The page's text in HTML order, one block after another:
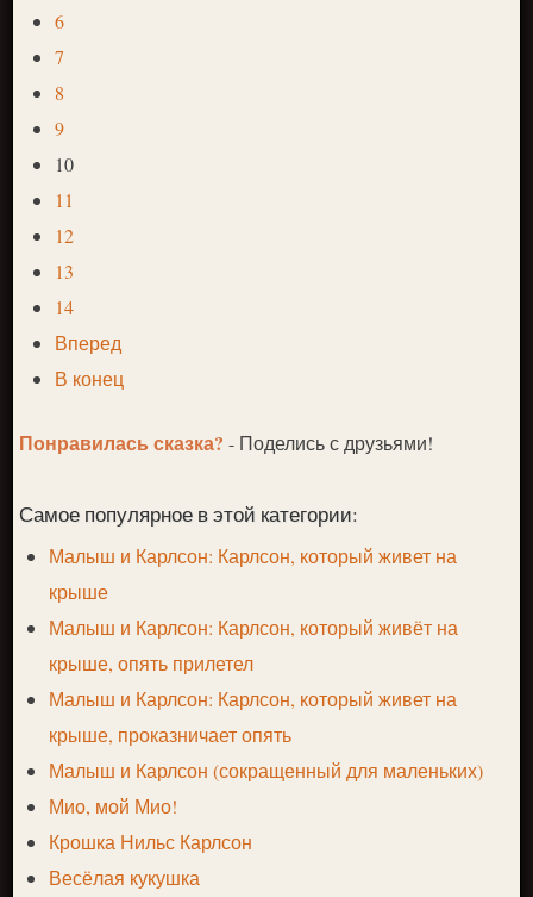
6
7
8
9
10
11
12
13
14
Вперед
В конец
Понравилась сказка?- Поделись с друзьями!
Самое популярное в этой категории:
Малыш и Карлсон: Карлсон, который живет на
крыше
Малыш и Карлсон: Карлсон, который живёт на
крыше, опять прилетел
Малыш и Карлсон: Карлсон, который живет на
крыше, проказничает опять
Малыш и Карлсон (сокращенный для маленьких)
Мио, мой Мио!
Крошка Нильс Карлсон
Весёлая кукушка